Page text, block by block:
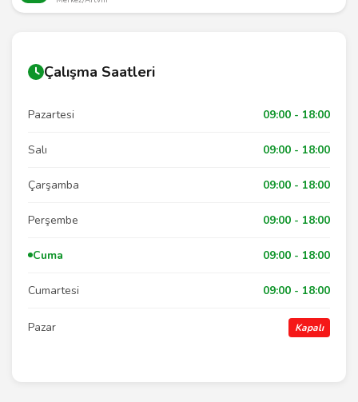
Çalışma Saatleri
Pazartesi 09:00 - 18:00
Salı 09:00 - 18:00
Çarşamba 09:00 - 18:00
Perşembe 09:00 - 18:00
Cuma 09:00 - 18:00
Cumartesi 09:00 - 18:00
Pazar Kapalı